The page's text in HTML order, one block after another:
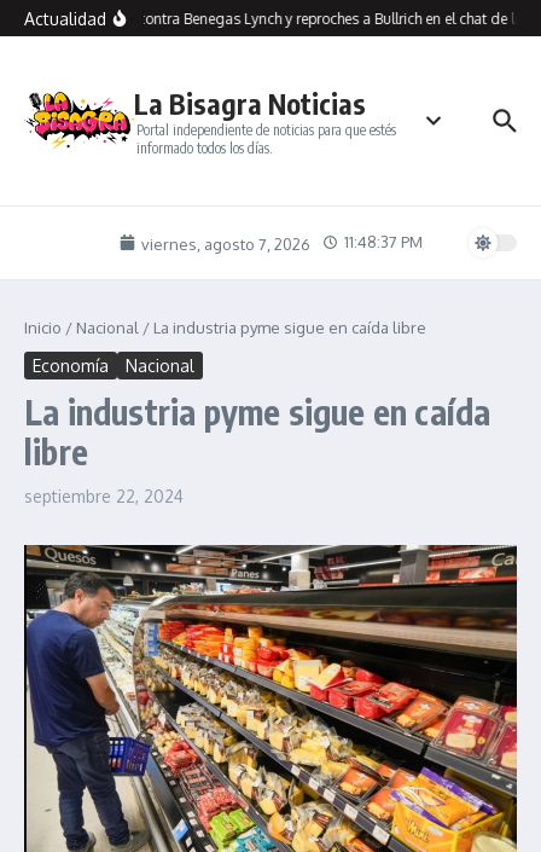
Saltar al contenido
ActualidadInsultos contra Benegas Lynch y reproches a Bullrich en el chat de los
La Bisagra Noticias
Portal independiente de noticias para que estés
informado todos los días.
viernes, agosto 7, 2026 11:48:38 PM
Inicio / Nacional / La industria pyme sigue en caída libre
Economía Nacional
La industria pyme sigue en caída
libre
septiembre 22, 2024